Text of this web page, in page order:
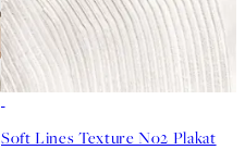
Soft Lines Texture No2 Plakat